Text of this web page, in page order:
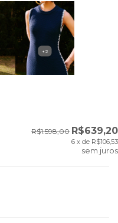
+2
R$1.598,00 R$639,20
6 x de R$106,53
sem juros